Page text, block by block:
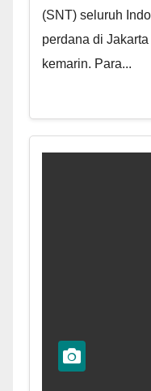
(SNT) seluruh
perdana di
kemarin. Para...